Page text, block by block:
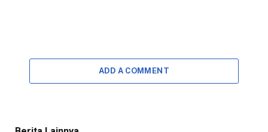
ADD A COMMENT